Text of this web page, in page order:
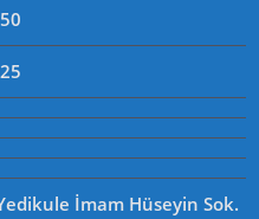
İmam Hüseyin Sok.